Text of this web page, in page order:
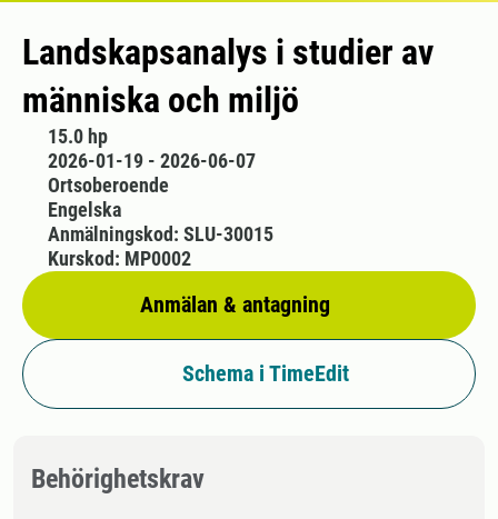
Landskapsanalys i studier av
människa och miljö
15.0 hp
2026-01-19 - 2026-06-07
Ortsoberoende
Engelska
Anmälan & antagning
Anmälningskod: SLU-30015
Kurskod: MP0002
Schema i TimeEdit
Behörighetskrav